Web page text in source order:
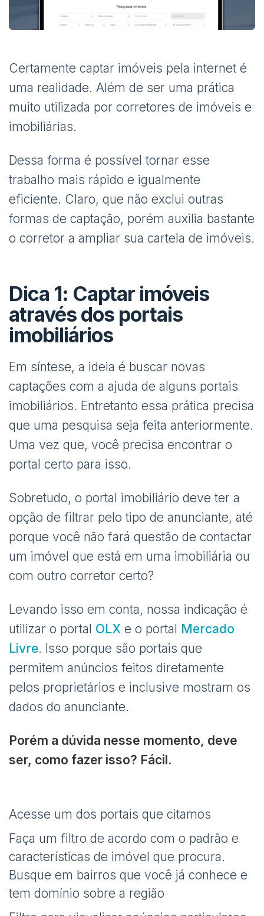
Certamente captar imóveis pela internet é
uma realidade. Além de ser uma prática
muito utilizada por corretores de imóveis e
imobiliárias.
Dessa forma é possível tornar esse
trabalho mais rápido e igualmente
eficiente. Claro, que não exclui outras
formas de captação, porém auxilia bastante
o corretor a ampliar sua cartela de imóveis.
Dica 1: Captar imóveis
através dos portais
imobiliários
Em síntese, a ideia é buscar novas
captações com a ajuda de alguns portais
imobiliários. Entretanto essa prática precisa
que uma pesquisa seja feita anteriormente.
Uma vez que, você precisa encontrar o
portal certo para isso.
Sobretudo, o portal imobiliário deve ter a
opção de filtrar pelo tipo de anunciante, até
porque você não fará questão de contactar
um imóvel que está em uma imobiliária ou
com outro corretor certo?
Levando isso em conta, nossa indicação é
utilizar o portal OLX e o portal Mercado
Livre. Isso porque são portais que
permitem anúncios feitos diretamente
pelos proprietários e inclusive mostram os
dados do anunciante.
Porém a dúvida nesse momento, deve
ser, como fazer isso? Fácil.
Acesse um dos portais que citamos
Faça um filtro de acordo com o padrão e
características de imóvel que procura.
Busque em bairros que você já conhece e
tem domínio sobre a região